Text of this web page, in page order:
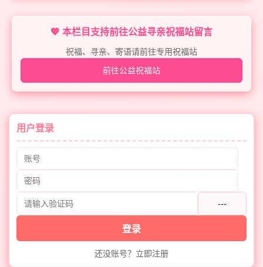
💖 本栏目支持前往公益寻亲祝福站留言
祝福、寻亲、寄语请前往专用祝福站
前往公益祝福站
用户登录
---
登录
还没账号？立即注册